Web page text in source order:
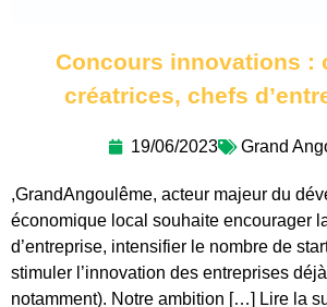
Concours innovations :
créatrices, chefs
19/06/2023 Grand
,GrandAngoulême, acteur majeur du
économique local souhaite encourager
d’entreprise, intensifier le nombre de
stimuler l’innovation des entreprises
notamment). Notre ambition […] Lire la